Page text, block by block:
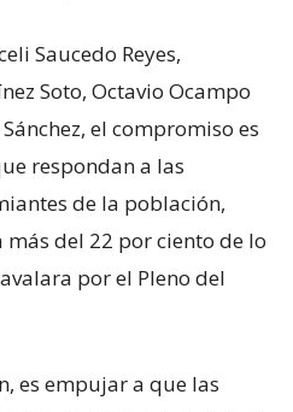
Saucedo Reyes,
Soto, Octavio Ocampo
el compromiso es
respondan a las
de la población,
del 22 por ciento de lo
por el Pleno del
es empujar a que las